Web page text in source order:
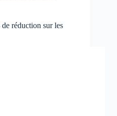
réduction sur les